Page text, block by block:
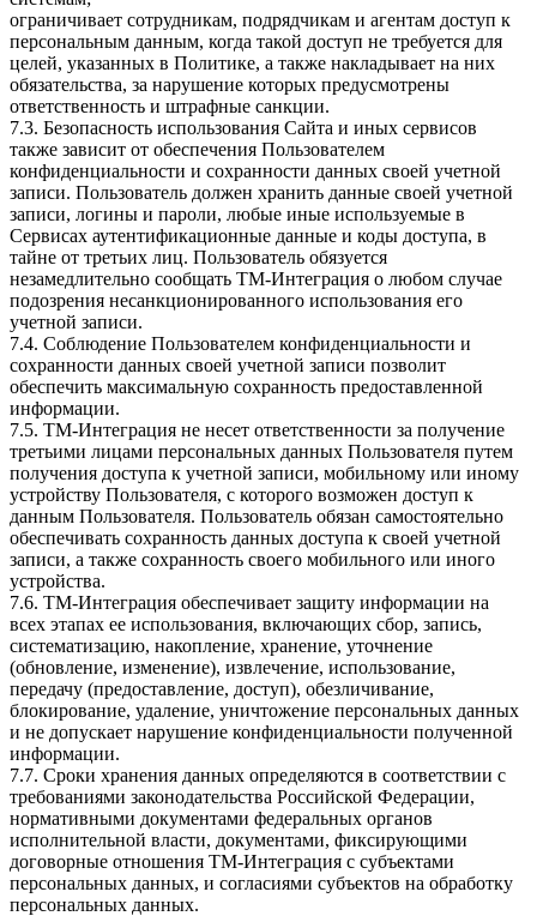
ограничивает сотрудникам, подрядчикам и агентам доступ к
персональным данным, когда такой доступ не требуется для
целей, указанных в Политике, а также накладывает на них
обязательства, за нарушение которых предусмотрены
ответственность и штрафные санкции.
7.3. Безопасность использования Сайта и иных сервисов
также зависит от обеспечения Пользователем
конфиденциальности и сохранности данных своей учетной
записи. Пользователь должен хранить данные своей учетной
записи, логины и пароли, любые иные используемые в
Сервисах аутентификационные данные и коды доступа, в
тайне от третьих лиц. Пользователь обязуется
незамедлительно сообщать ТМ-Интеграция о любом случае
подозрения несанкционированного использования его
учетной записи.
7.4. Соблюдение Пользователем конфиденциальности и
сохранности данных своей учетной записи позволит
обеспечить максимальную сохранность предоставленной
информации.
7.5. ТМ-Интеграция не несет ответственности за получение
третьими лицами персональных данных Пользователя путем
получения доступа к учетной записи, мобильному или иному
устройству Пользователя, с которого возможен доступ к
данным Пользователя. Пользователь обязан самостоятельно
обеспечивать сохранность данных доступа к своей учетной
записи, а также сохранность своего мобильного или иного
устройства.
7.6. ТМ-Интеграция обеспечивает защиту информации на
всех этапах ее использования, включающих сбор, запись,
систематизацию, накопление, хранение, уточнение
(обновление, изменение), извлечение, использование,
передачу (предоставление, доступ), обезличивание,
блокирование, удаление, уничтожение персональных данных
и не допускает нарушение конфиденциальности полученной
информации.
7.7. Сроки хранения данных определяются в соответствии с
требованиями законодательства Российской Федерации,
нормативными документами федеральных органов
исполнительной власти, документами, фиксирующими
договорные отношения ТМ-Интеграция с субъектами
персональных данных, и согласиями субъектов на обработку
персональных данных.